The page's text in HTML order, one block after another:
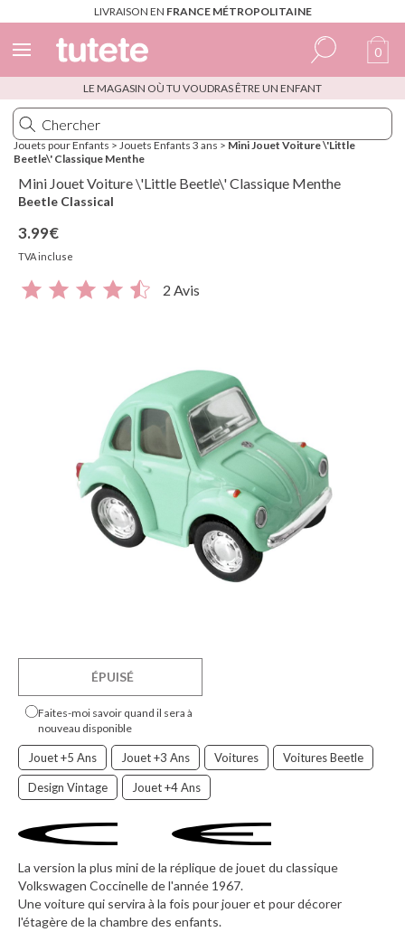
LIVRAISON EN FRANCE MÉTROPOLITAINE
Espagnol
Italien
Anglais
Portugais
0
LE MAGASIN OÙ TU VOUDRAS ÊTRE UN ENFANT
Jouets pour Enfants > Jouets Enfants 3 ans > Mini Jouet Voiture \'Little
Beetle\' Classique Menthe
Mini Jouet Voiture \'Little Beetle\' Classique Menthe
Beetle Classical
3.99€
TVA incluse
2 Avis
Faites-moi savoir quand il sera à
nouveau disponible
ÉPUISÉ
Jouet +5 Ans Jouet +3 Ans Voitures Voitures Beetle
Design Vintage Jouet +4 Ans
La version la plus mini de la réplique de jouet du classique
Volkswagen Coccinelle de l'année 1967.
Une voiture qui servira à la fois pour jouer et pour décorer
l'étagère de la chambre des enfants.